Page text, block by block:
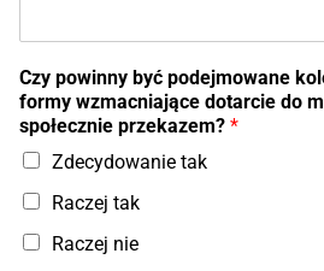
j
e
*
z
m
e
n
Czy powinny być podejmowane
formy wzmacniające dotarcie do
społecznie przekazem? *
Zdecydowanie tak
Raczej tak
Raczej nie